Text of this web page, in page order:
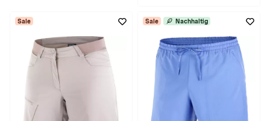
Sale Sale Nachhaltig